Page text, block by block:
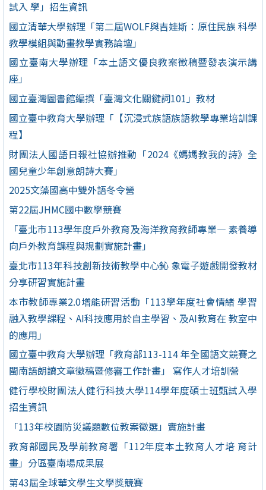
試入 學」招生資訊
國立清華大學辦理「第二屆WOLF與吉娃斯：原住民族 科學
教學模組與動畫教學實務論壇」
國立臺南大學辦理「本土語文優良教案徵稿暨發表演示講
座」
國立臺灣圖書館編撰「臺灣文化關鍵詞101」教材
國立臺中教育大學辦理「【沉浸式族語族語教學專業培訓課
程】
財團法人國語日報社協辦推動「2024《媽媽教我的詩》全
國兒童少年創意朗詩大賽」
2025文藻國高中雙外語冬令營
第22屆JHMC國中數學競賽
「臺北市113學年度戶外教育及海洋教育教師專業— 素養導
向戶外教育課程與規劃實施計畫」
臺北市113年科技創新技術教學中心鈊 象電子遊戲開發教材
分享研習實施計畫
本市教師專業2.0增能研習活動「113學年度社會情緒 學習
融入教學課程、AI科技應用於自主學習、及AI教育在 教室中
的應用」
國立臺中教育大學辦理「教育部113-114 年全國語文競賽之
閩南語朗讀文章徵稿暨修審工作計畫」 寫作人才培訓營
健行學校財團法人健行科技大學114學年度碩士班甄試入學
招生資訊
「113年校園防災議題數位教案徵選」實施計畫
教育部國民及學前教育署「112年度本土教育人才培 育計
畫」分區臺南場成果展
第43屆全球華文學生文學獎競賽